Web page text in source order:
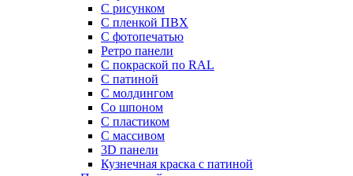
С рисунком
С пленкой ПВХ
С фотопечатью
Ретро панели
С покраской по RAL
С патиной
С молдингом
Со шпоном
С пластиком
С массивом
3D панели
Кузнечная краска с патиной